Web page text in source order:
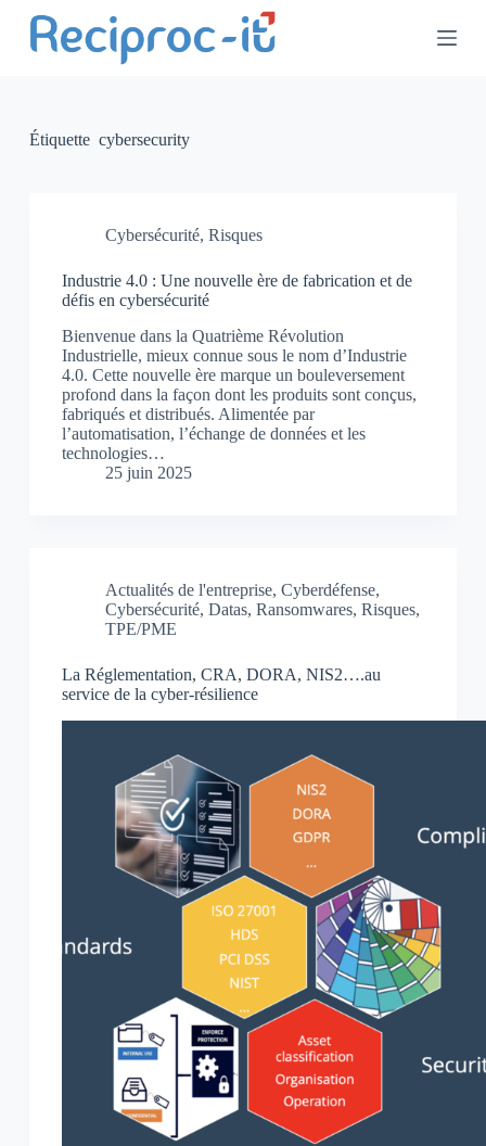
P
Étiquette cybersecurity
Cybersécurité, Risques
Industrie 4.0 : Une nouvelle ère de fabrication et de
défis en cybersécurité
Bienvenue dans la Quatrième Révolution
Industrielle, mieux connue sous le nom d’Industrie
4.0. Cette nouvelle ère marque un bouleversement
profond dans la façon dont les produits sont conçus,
fabriqués et distribués. Alimentée par
l’automatisation, l’échange de données et les
technologies…
25 juin 2025
Actualités de l'entreprise, Cyberdéfense,
Cybersécurité, Datas, Ransomwares, Risques,
TPE/PME
La Réglementation, CRA, DORA, NIS2….au
service de la cyber-résilience